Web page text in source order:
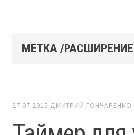
МЕТКА /РАСШИРЕНИЕ
27.07.2015 ДМИТРИЙ ГОНЧАРЕНКО